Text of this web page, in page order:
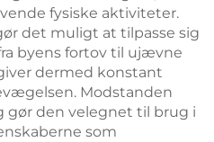
fysiske aktiviteter.
det muligt at tilpasse sig
byens fortov til ujævne
dermed konstant
Modstanden
den velegnet til brug i
som